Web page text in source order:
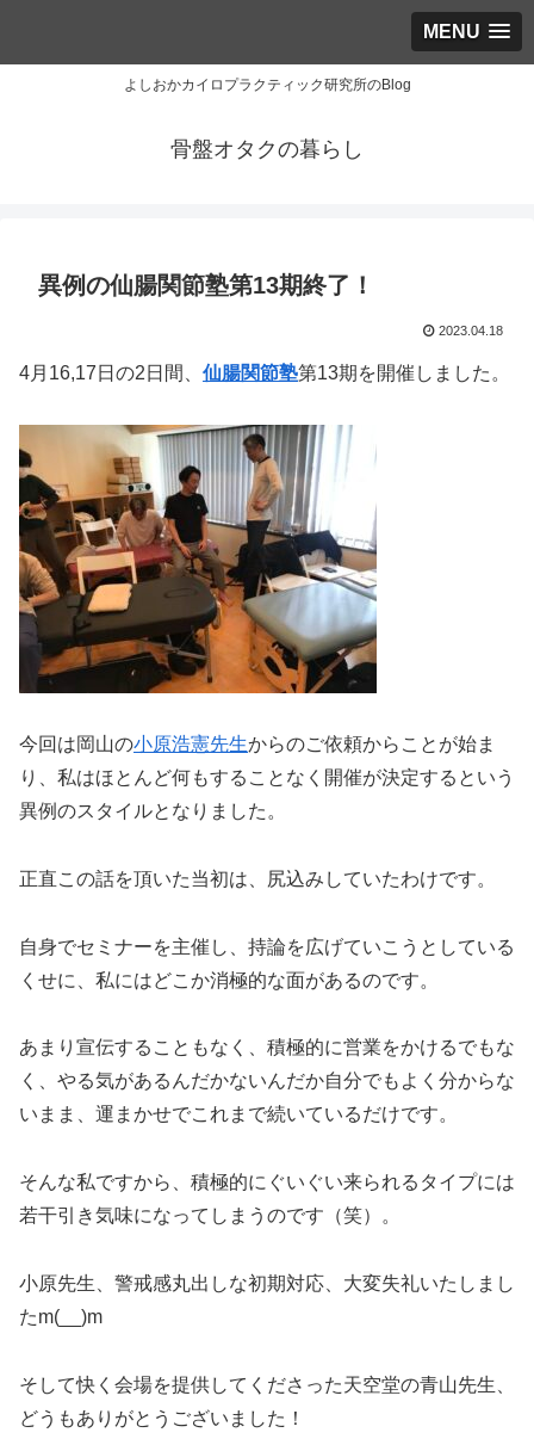
MENU
よしおかカイロプラクティック研究所のBlog
骨盤オタクの暮らし
異例の仙腸関節塾第13期終了！
2023.04.18
4月16,17日の2日間、 仙腸関節塾第13期を開催しました。
今回は岡山の小原浩憲先生からのご依頼からことが始ま
り、私はほとんど何もすることなく開催が決定するという
異例のスタイルとなりました。
正直この話を頂いた当初は、尻込みしていたわけです。
自身でセミナーを主催し、持論を広げていこうとしている
くせに、私にはどこか消極的な面があるのです。
あまり宣伝することもなく、積極的に営業をかけるでもな
く、やる気があるんだかないんだか自分でもよく分からな
いまま、運まかせでこれまで続いているだけです。
そんな私ですから、積極的にぐいぐい来られるタイプには
若干引き気味になってしまうのです（笑）。
小原先生、警戒感丸出しな初期対応、大変失礼いたしまし
たm(__)m
そして快く会場を提供してくださった天空堂の青山先生、
どうもありがとうございました！